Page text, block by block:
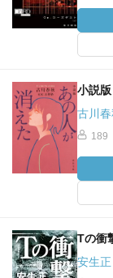
小説
古川
189
Tの衝
安生正